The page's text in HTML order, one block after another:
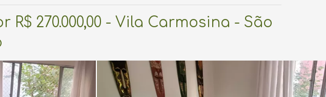
270.000,00 - Vila Carmosina - São